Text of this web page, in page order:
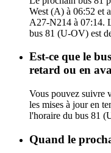
West (A) à 06:52 et
A27-N214 à 07:14.
bus 81 (U-OV) est
Est-ce que le
retard ou en
Vous pouvez suivre
les mises à jour en
l'horaire du bus 81
Quand le